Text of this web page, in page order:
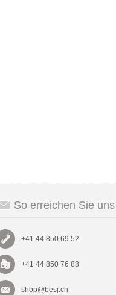
So erreichen Sie uns
+41 44 850 69 52
+41 44 850 76 88
shop@besj.ch